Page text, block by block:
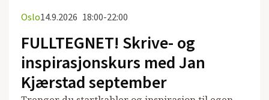
Oslo14.9.2026 18:00-22:00
FULLTEGNET! Skrive- og
inspirasjonskurs med Jan
Kjærstad september